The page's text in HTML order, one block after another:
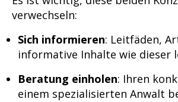
verwechseln:
Sich informieren: Leitfäden,
informative Inhalte wie dieser
Beratung einholen: Ihren
einem spezialisierten Anwalt